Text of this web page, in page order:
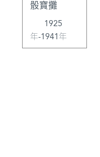
骰寶攤
1925
年-1941年